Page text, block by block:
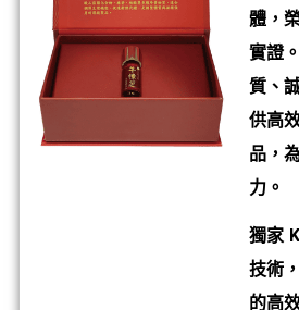
體，
實證
質、
供高
品，
力。
獨家
技術
的高